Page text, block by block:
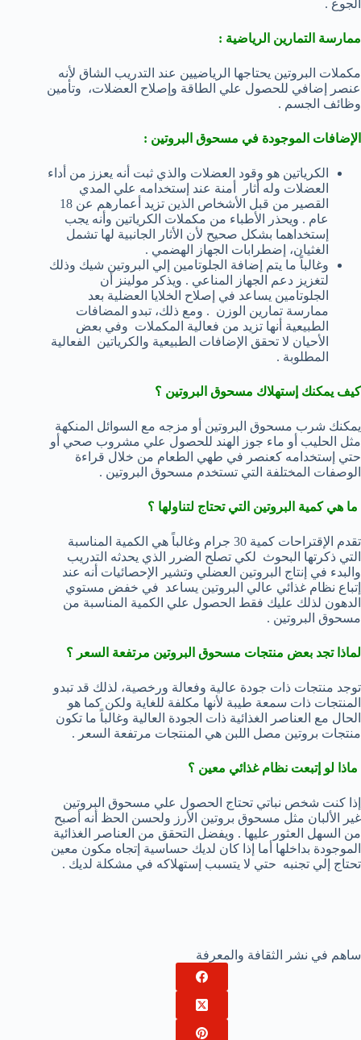
الجوع .
ممارسة التمارين الرياضية :
مكملات البروتين يحتاجها الرياضيين عند التدريب الشاق لأنه
عنصر إضافي للحصول علي الطاقة وإصلاح العضلات، وتأمين
وظائف الجسم .
الإضافات الموجودة في مسحوق البروتين :
الكرياتين هو وقود العضلات والذي ثبت أنه يعزز من أداء
العضلات وله أثار أمنة عند إستخدامه علي المدي
القصير من قبل الأشخاص الذين تزيد أعمارهم عن 18
عام . ويحذر الأطباء من مكملات الكرياتين وأنه يجب
إستخداهما بشكل صحيح لأن الأثار الجانبية لها تشمل
الغثيان، إضطرابات الجهاز الهضمي .
وغالباً ما يتم إضافة الجلوتامين إلي البروتين شيك وذلك
لتغزيز دعم الجهاز المناعي . ويذكر مولينز أن
الجلوتامين يساعد في إصلاح الخلايا العضلية بعد
ممارسة تمارين الوزن . ومع ذلك، تبدو المضافات
الطبيعية أنها تزيد من فعالية المكملات وفي بعض
الأحيان لا تحقق الإضافات الطبيعية والكرياتين الفعالية
المطلوبة .
كيف يمكنك إستهلاك مسحوق البروتين ؟
يمكنك شرب مسحوق البروتين أو مزجه مع السوائل المنكهة
مثل الحليب أو ماء جوز الهند للحصول علي مشروب صحي أو
حتي إستخدامه كعنصر في طهي الطعام من خلال قراءة
الوصفات المختلفة التي تستخدم مسحوق البروتين .
ما هي كمية البروتين التي تحتاج لتناولها ؟
تقدم الإقتراحات كمية 30 جرام وغالباً هي الكمية المناسبة
التي ذكرتها البحوث لكي تصلح الضرر الذي يحدثه التدريب
والبدء في إنتاج البروتين العضلي وتشير الإحصائيات أنه عند
إتباع نظام غذائي عالي البروتين يساعد في خفض مستوي
الدهون لذلك عليك فقط الحصول علي الكمية المناسبة من
مسحوق البروتين .
لماذا تجد بعض منتجات مسحوق البروتين مرتفعة السعر ؟
توجد منتجات ذات جودة عالية وفعالة ورخصية، لذلك قد تبدو
المنتجات ذات سمعة طيبة لأنها مكلفة للغاية ولكن كما هو
الحال مع العناصر الغذائية ذات الجودة العالية وغالباً ما تكون
منتجات بروتين مصل اللبن هي المنتجات مرتفعة السعر .
ماذا لو إتبعت نظام غذائي معين ؟
إذا كنت شخص نباتي تحتاج الحصول علي مسحوق البروتين
غير الألبان مثل مسحوق بروتين الأرز ولحسن الحظ أنه أصبح
من السهل العثور عليها . ويفضل التحقق من العناصر الغذائية
الموجودة بداخلها أما إذا كان لديك حساسية إتجاه مكون معين
تحتاج إلي تجنبه حتي لا يتسبب إستهلاكه في مشكلة لديك .
ساهم في نشر الثقافة والمعرفة